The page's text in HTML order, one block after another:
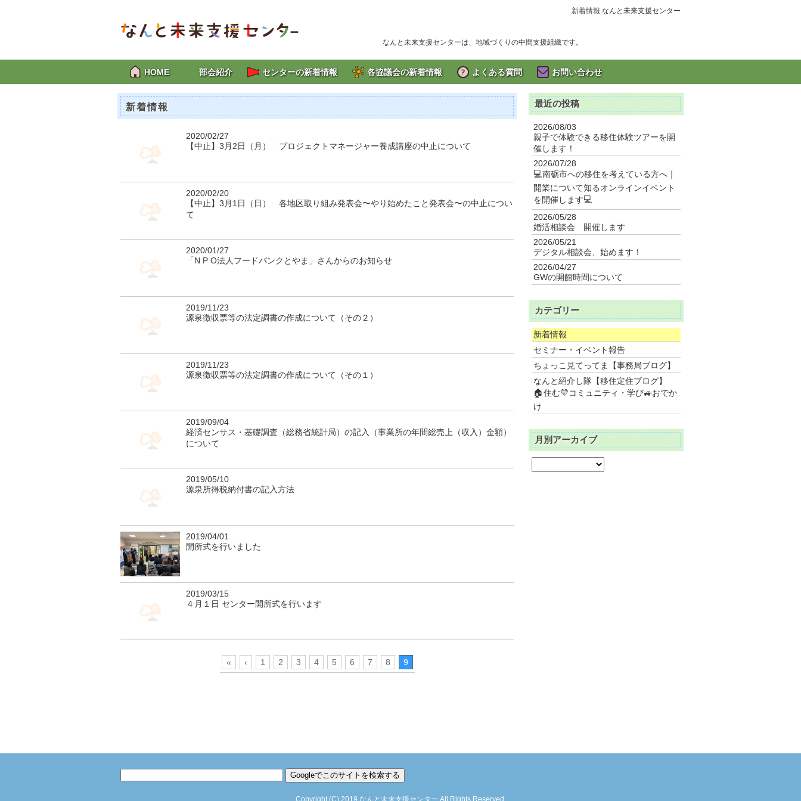
新着情報 なんと未来支援センター
なんと未来支援センターは、地域づくりの中間支援組織です。
HOME 部会紹介 センターの新着情報 各協議会の新着情報 よくある質問 お問い合わせ
新着情報
2020/02/27
【中止】3月2日（月） プロジェクトマネージャー養成講座の中止について
2020/02/20
【中止】3月1日（日） 各地区取り組み発表会〜やり始めたこと発表会〜の中止につい
て
2020/01/27
「N P O法人フードバンクとやま」さんからのお知らせ
2019/11/23
源泉徴収票等の法定調書の作成について（その２）
2019/11/23
源泉徴収票等の法定調書の作成について（その１）
2019/09/04
経済センサス・基礎調査（総務省統計局）の記入（事業所の年間総売上（収入）金額）
について
2019/05/10
源泉所得税納付書の記入方法
2019/04/01
開所式を行いました
2019/03/15
４月１日 センター開所式を行います
« ‹ 1 2 3 4 5 6 7 8 9
最近の投稿
2026/08/03
親子で体験できる移住体験ツアーを開
催します！
2026/07/28
💻南砺市への移住を考えている方へ｜
開業について知るオンラインイベント
を開催します💻
2026/05/28
婚活相談会 開催します
2026/05/21
デジタル相談会、始めます！
2026/04/27
GWの開館時間について
カテゴリー
新着情報
セミナー・イベント報告
ちょっこ見てってま【事務局ブログ】
なんと紹介し隊【移住定住ブログ】
🏠住む💛コミュニティ・学び🚙おでか
け
月別アーカイブ
Copyright (C) 2019 なんと未来支援センター All Rights Reserved.